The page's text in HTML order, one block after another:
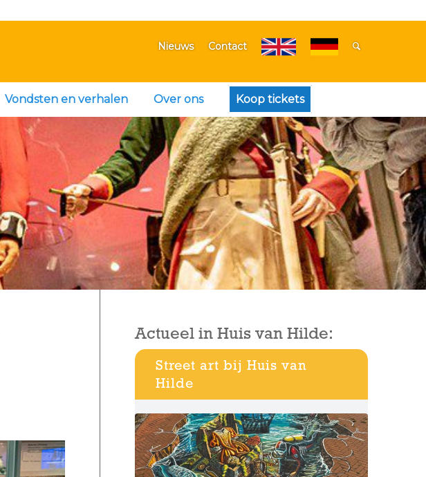
Nieuws Contact
Vondsten en verhalen Over ons Koop tickets
Actueel in Huis van Hilde:
Street art bij Huis van
Hilde